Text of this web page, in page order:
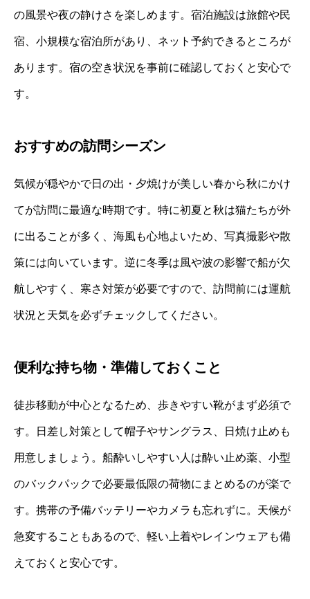
の風景や夜の静けさを楽しめます。宿泊施設は旅館や民
宿、小規模な宿泊所があり、ネット予約できるところが
あります。宿の空き状況を事前に確認しておくと安心で
す。
おすすめの訪問シーズン
気候が穏やかで日の出・夕焼けが美しい春から秋にかけ
てが訪問に最適な時期です。特に初夏と秋は猫たちが外
に出ることが多く、海風も心地よいため、写真撮影や散
策には向いています。逆に冬季は風や波の影響で船が欠
航しやすく、寒さ対策が必要ですので、訪問前には運航
状況と天気を必ずチェックしてください。
便利な持ち物・準備しておくこと
徒歩移動が中心となるため、歩きやすい靴がまず必須で
す。日差し対策として帽子やサングラス、日焼け止めも
用意しましょう。船酔いしやすい人は酔い止め薬、小型
のバックパックで必要最低限の荷物にまとめるのが楽で
す。携帯の予備バッテリーやカメラも忘れずに。天候が
急変することもあるので、軽い上着やレインウェアも備
えておくと安心です。